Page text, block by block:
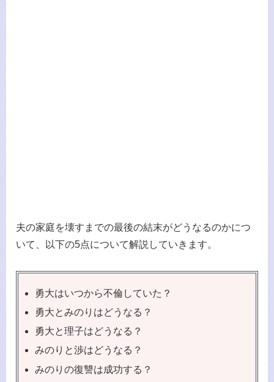
夫の家庭を壊すまでの最後の結末がどうなるのかにつ
いて、以下の5点について解説していきます。
勇大はいつから不倫していた？
勇大とみのりはどうなる？
勇大と理子はどうなる？
みのりと渉はどうなる？
みのりの復讐は成功する？